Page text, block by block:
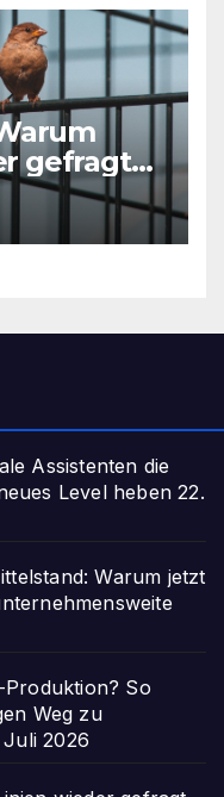
gefragt
Assistenten die
Level heben 22.
Warum jetzt
So
Weg zu
Juli 2026